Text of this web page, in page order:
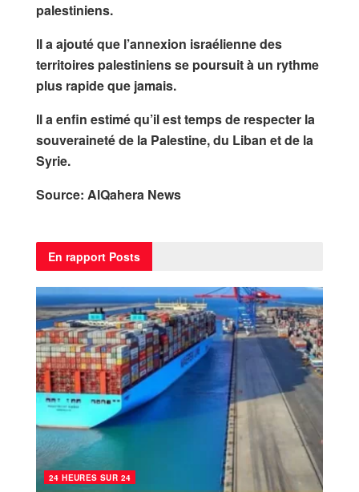
palestiniens.
Il a ajouté que l’annexion israélienne des
territoires palestiniens se poursuit à un rythme
plus rapide que jamais.
Il a enfin estimé qu’il est temps de respecter la
souveraineté de la Palestine, du Liban et de la
Syrie.
Source: AlQahera News
En rapport Posts
24 HEURES SUR 24